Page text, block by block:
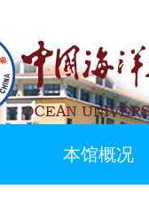
本馆概况